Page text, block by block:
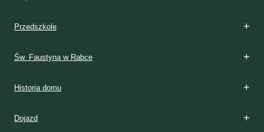
Przedszkole
Św. Faustyna w Rabce
Historia domu
Dojazd